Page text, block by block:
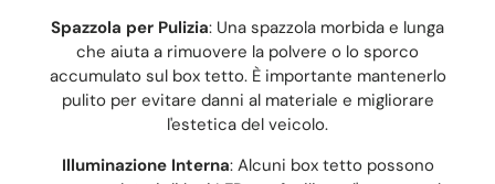
Spazzola per Pulizia: Una spazzola morbida e lunga
che aiuta a rimuovere la polvere o lo sporco
accumulato sul box tetto. È importante mantenerlo
pulito per evitare danni al materiale e migliorare
l'estetica del veicolo.
Illuminazione Interna: Alcuni box tetto possono